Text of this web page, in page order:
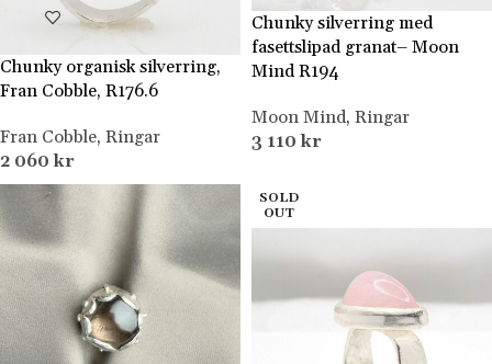
Chunky organisk silverring,
Fran Cobble, R176.6
Fran Cobble, Ringar
2 060kr
Chunky silverring med
fasettslipad granat– Moon
Mind R194
Moon Mind, Ringar
3 110kr
SOLD
OUT